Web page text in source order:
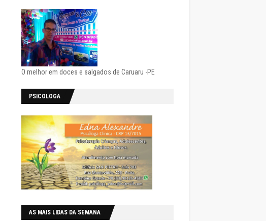
O melhor em doces e salgados de Caruaru -PE
PSICOLOGA
AS MAIS LIDAS DA SEMANA